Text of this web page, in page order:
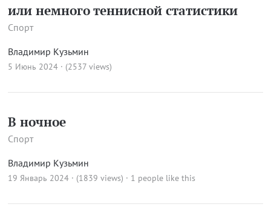
или немного теннисной статистики
Спорт
Владимир Кузьмин
5 Июнь 2024 · (2537 views)
В ночное
Спорт
Владимир Кузьмин
19 Январь 2024 · (1839 views) · 1 people like this